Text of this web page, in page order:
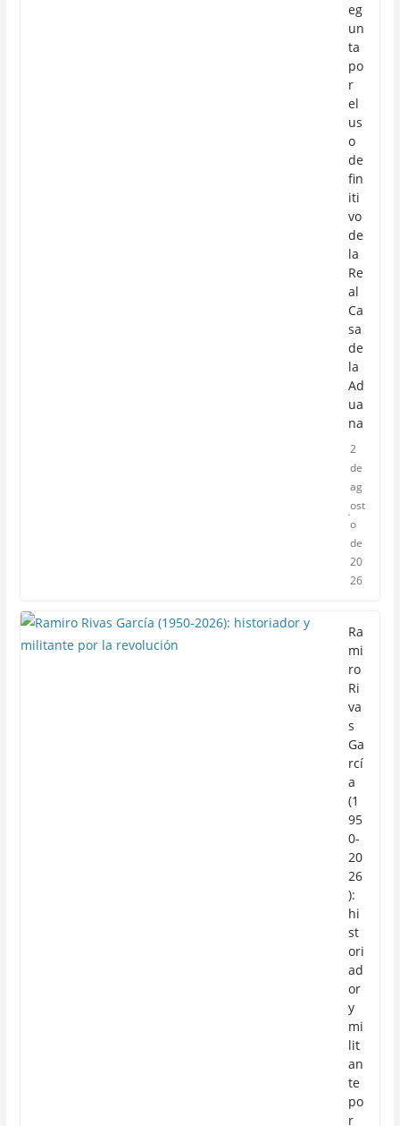
eg
un
ta
po
r
el
us
o
de
fin
iti
vo
de
la
Re
al
Ca
sa
de
la
Ad
ua
na
2
de
ag
ost
o
de
20
26
Ra
mi
ro
Ri
va
s
Ga
rcí
a
(1
95
0-
20
26
):
hi
st
ori
ad
or
y
mi
lit
an
te
po
r